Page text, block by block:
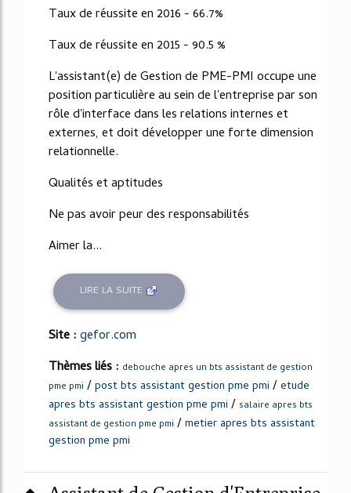
Taux de réussite en 2016 - 66.7%
Taux de réussite en 2015 - 90.5 %
L'assistant(e) de Gestion de PME-PMI occupe une
position particulière au sein de l'entreprise par son
rôle d'interface dans les relations internes et
externes, et doit développer une forte dimension
relationnelle.
Qualités et aptitudes
Ne pas avoir peur des responsabilités
Aimer la...
LIRE LA SUITE
Site :gefor.com
Thèmes liés : debouche apres un bts assistant de gestion
pme pmi /post bts assistant gestion pme pmi /etude
apres bts assistant gestion pme pmi / salaire apres bts
assistant de gestion pme pmi /metier apres bts assistant
gestion pme pmi